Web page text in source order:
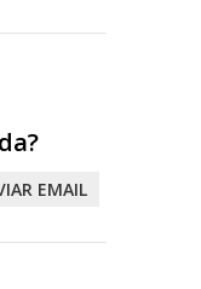
EMAIL